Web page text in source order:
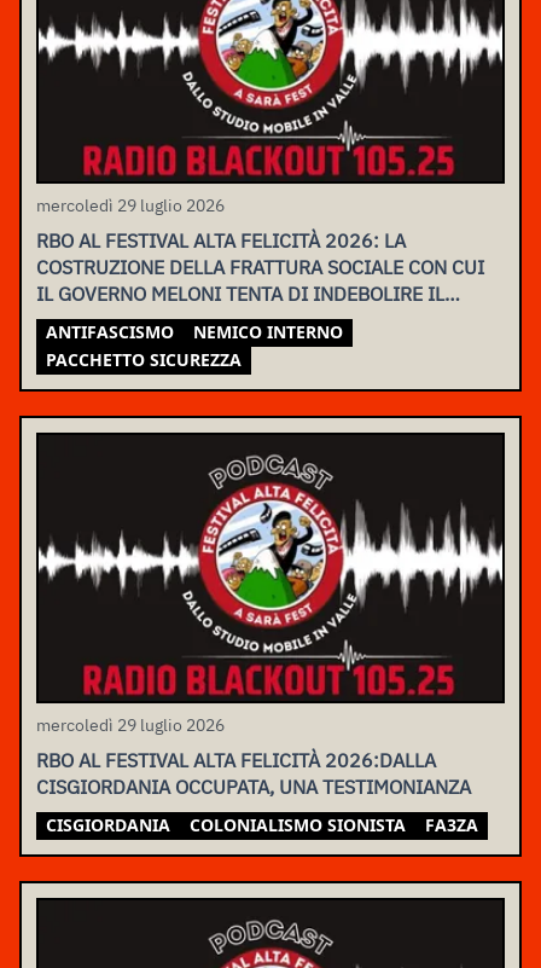
mercoledì 29 luglio 2026
RBO AL FESTIVAL ALTA FELICITÀ 2026: LA
COSTRUZIONE DELLA FRATTURA SOCIALE CON CUI
IL GOVERNO MELONI TENTA DI INDEBOLIRE IL
MOVIMENTO
ANTIFASCISMO
NEMICO INTERNO
PACCHETTO SICUREZZA
mercoledì 29 luglio 2026
RBO AL FESTIVAL ALTA FELICITÀ 2026:DALLA
CISGIORDANIA OCCUPATA, UNA TESTIMONIANZA
CISGIORDANIA COLONIALISMO SIONISTA FA3ZA